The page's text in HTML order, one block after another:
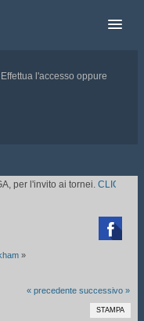
Effettua l'accesso oppure
l'invito ai tornei.CLICCATE

»
« precedente successivo »
STAMPA